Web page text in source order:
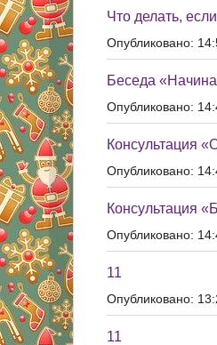
Что делать,
Опубликовано:
Беседа
Опубликовано:
Консультация
Опубликовано:
Консультация
Опубликовано:
11
Опубликовано:
11